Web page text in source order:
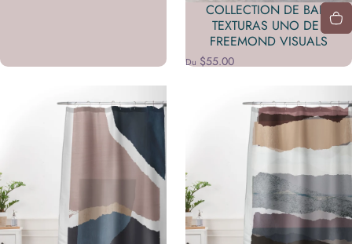
COLLECTION DE BAIN
TEXTURAS UNO DE J
FREEMOND VISUALS
Du $55.00